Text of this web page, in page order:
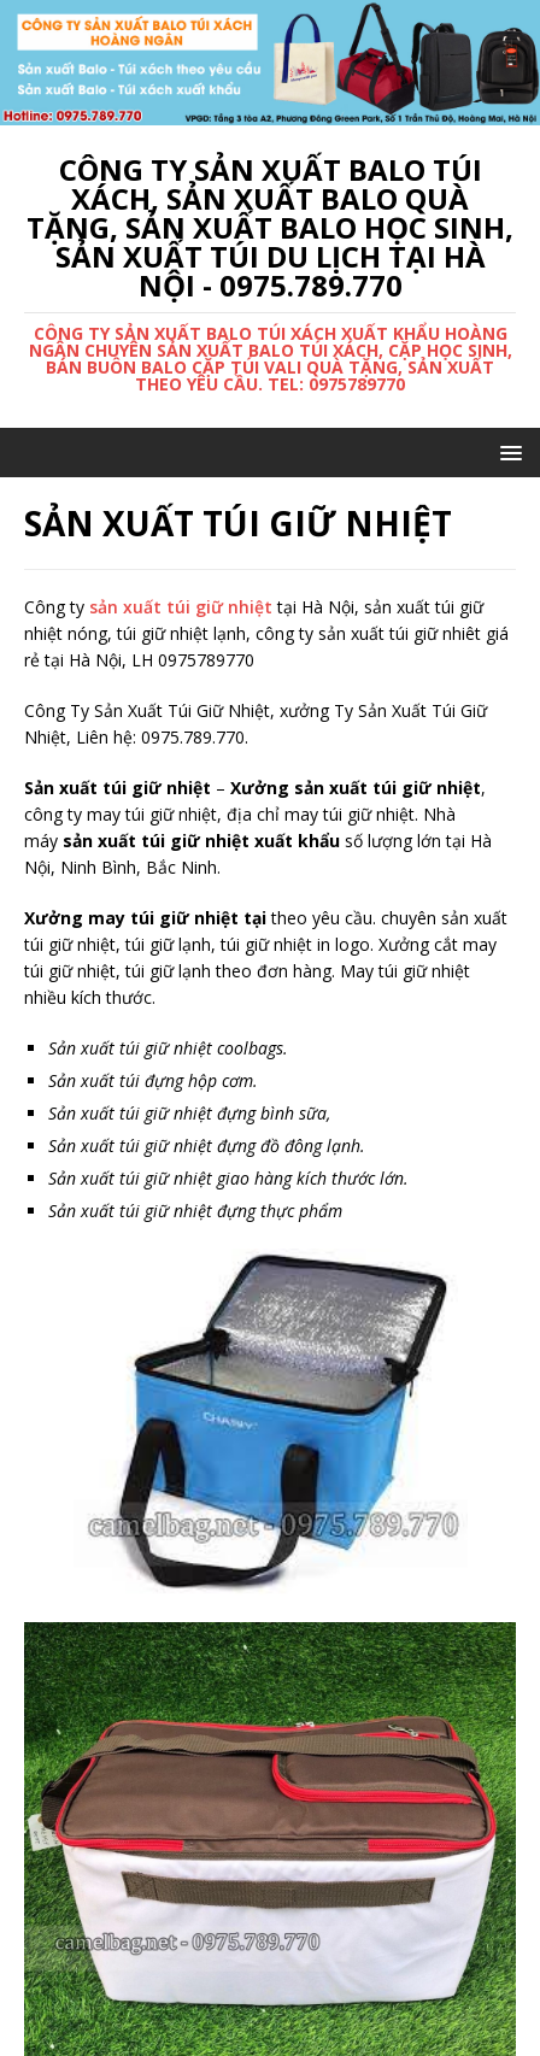
CÔNG TY SẢN XUẤT BALO TÚI
XÁCH, SẢN XUẤT BALO QUÀ
TẶNG, SẢN XUẤT BALO HỌC SINH,
SẢN XUẤT TÚI DU LỊCH TẠI HÀ
NỘI - 0975.789.770
CÔNG TY SẢN XUẤT BALO TÚI XÁCH XUẤT KHẨU HOÀNG
NGÂN CHUYÊN SẢN XUẤT BALO TÚI XÁCH, CẶP HỌC SINH,
BÁN BUÔN BALO CẶP TÚI VALI QUÀ TẶNG, SẢN XUẤT
THEO YÊU CẦU. TEL: 0975789770
SẢN XUẤT TÚI GIỮ NHIỆT
Công ty sản xuất túi giữ nhiệt tại Hà Nội, sản xuất túi giữ
nhiệt nóng, túi giữ nhiệt lạnh, công ty sản xuất túi giữ nhiêt giá
rẻ tại Hà Nội, LH 0975789770
Công Ty Sản Xuất Túi Giữ Nhiệt, xưởng Ty Sản Xuất Túi Giữ
Nhiệt, Liên hệ: 0975.789.770.
Sản xuất túi giữ nhiệt – Xưởng sản xuất túi giữ nhiệt,
công ty may túi giữ nhiệt, địa chỉ may túi giữ nhiệt. Nhà
máy sản xuất túi giữ nhiệt xuất khẩu số lượng lớn tại Hà
Nội, Ninh Bình, Bắc Ninh.
Xưởng may túi giữ nhiệt tạitheo yêu cầu. chuyên sản xuất
túi giữ nhiệt, túi giữ lạnh, túi giữ nhiệt in logo. Xưởng cắt may
túi giữ nhiệt, túi giữ lạnh theo đơn hàng. May túi giữ nhiệt
nhiều kích thước.
Sản xuất túi giữ nhiệt coolbags.
Sản xuất túi đựng hộp cơm.
Sản xuất túi giữ nhiệt đựng bình sữa,
Sản xuất túi giữ nhiệt đựng đồ đông lạnh.
Sản xuất túi giữ nhiệt giao hàng kích thước lớn.
Sản xuất túi giữ nhiệt đựng thực phẩm